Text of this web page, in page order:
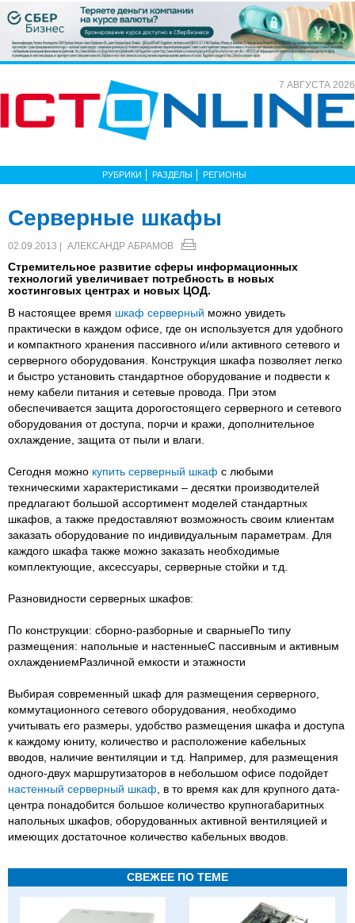
7 АВГУСТА 2026
РУБРИКИ РАЗДЕЛЫ РЕГИОНЫ
Серверные шкафы
02.09.2013 | АЛЕКСАНДР АБРАМОВ
Стремительное развитие сферы информационных
технологий увеличивает потребность в новых
хостинговых центрах и новых ЦОД.
В настоящее время шкаф серверный можно увидеть
практически в каждом офисе, где он используется для удобного
и компактного хранения пассивного и/или активного сетевого и
серверного оборудования. Конструкция шкафа позволяет легко
и быстро установить стандартное оборудование и подвести к
нему кабели питания и сетевые провода. При этом
обеспечивается защита дорогостоящего серверного и сетевого
оборудования от доступа, порчи и кражи, дополнительное
охлаждение, защита от пыли и влаги.
Сегодня можно купить серверный шкаф с любыми
техническими характеристиками – десятки производителей
предлагают большой ассортимент моделей стандартных
шкафов, а также предоставляют возможность своим клиентам
заказать оборудование по индивидуальным параметрам. Для
каждого шкафа также можно заказать необходимые
комплектующие, аксессуары, серверные стойки и т.д.
Разновидности серверных шкафов:
По конструкции: сборно-разборные и сварныеПо типу
размещения: напольные и настенныеС пассивным и активным
охлаждениемРазличной емкости и этажности
Выбирая современный шкаф для размещения серверного,
коммутационного сетевого оборудования, необходимо
учитывать его размеры, удобство размещения шкафа и доступа
к каждому юниту, количество и расположение кабельных
вводов, наличие вентиляции и т.д. Например, для размещения
одного-двух маршрутизаторов в небольшом офисе подойдет
настенный серверный шкаф , в то время как для крупного дата-
центра понадобится большое количество крупногабаритных
напольных шкафов, оборудованных активной вентиляцией и
имеющих достаточное количество кабельных вводов.
СВЕЖЕЕ ПО ТЕМЕ